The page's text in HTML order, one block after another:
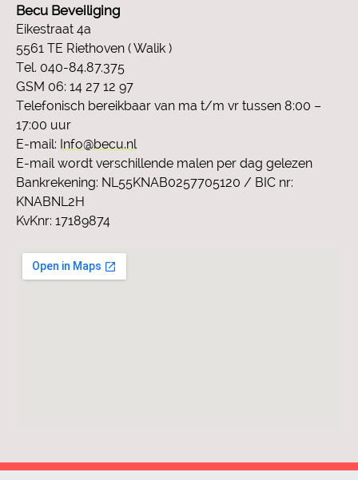
Becu Beveiliging
Eikestraat 4a
5561 TE Riethoven ( Walik )
Tel. 040-84.87.375
GSM 06: 14 27 12 97
Telefonisch bereikbaar van ma t/m vr tussen 8:00 –
17:00 uur
E-mail: Info@becu.nl
E-mail wordt verschillende malen per dag gelezen
Bankrekening: NL55KNAB0257705120 / BIC nr:
KNABNL2H
KvKnr: 17189874